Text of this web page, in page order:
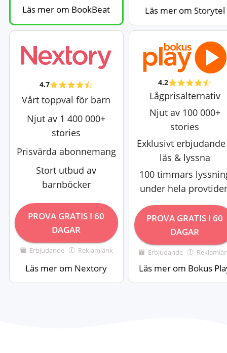
Läs mer om Storytel
Läs mer om BookBeat
4.7
Vårt toppval för barn
Njut av 1 400 000+
stories
Prisvärda abonnemang
Stort utbud av
barnböcker
PROVA GRATIS I 60
DAGAR
Erbjudande Reklamlänk
Läs mer om Nextory
4.2
Lågprisalternativ
Njut av 100 000+
stories
Exklusivt erbjudande
läs & lyssna
100 timmars
under hela
PROVA GRATIS I 60
DAGAR
Erbjudande
Läs mer om Bokus